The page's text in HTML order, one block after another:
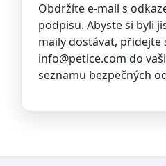
Obdržíte e-mail s
podpisu. Abyste si byli
maily dostávat, přidejte
info@petice.com do
seznamu bezpečných